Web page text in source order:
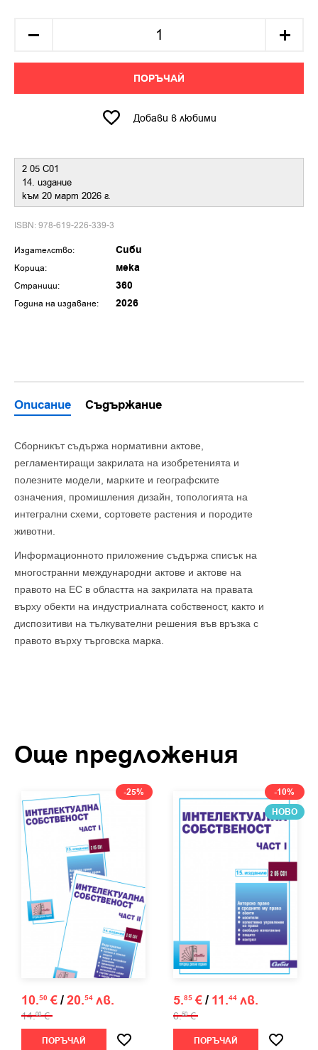
2 05 С01
14. издание
към 20 март 2026 г.
ISBN: 978-619-226-339-3
Издателство: Сиби
Корица: мека
Страници: 360
Година на издаване: 2026
ПОРЪЧАЙ
Добави в любими
Описание Съдържание
Сборникът съдържа нормативни актове,
регламентиращи закрилата на изобретенията и
полезните модели, марките и географските
означения, промишления дизайн, топологията на
интегрални схеми, сортовете растения и породите
животни.
Информационното приложение съдържа списък на
многостранни международни актове и актове на
правото на ЕС в областта на закрилата на правата
върху обекти на индустриалната собственост, както и
диспозитиви на тълкувателни решения във връзка с
правото върху търговска марка.
Още предложения
-25%
10.50 €/20.54 лв.
14.00 €
ПОРЪЧАЙ
-10%
НОВО
5.85 €/ 11.44 лв.
6.50 €
ПОРЪЧАЙ